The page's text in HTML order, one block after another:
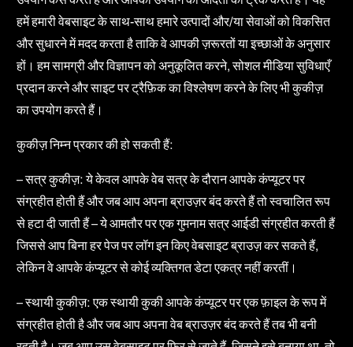
हमें हमारी वेबसाइट के साथ-साथ हमारे उत्पादों और/या सेवाओं को विकसित
और सुधारने में मदद करता है ताकि वे आपकी ज़रूरतों या इच्छाओं के अनुसार
हों। हम सामग्री और विज्ञापन को अनुकूलित करने, सोशल मीडिया सुविधाएँ
प्रदान करने और साइट पर ट्रैफ़िक का विश्लेषण करने के लिए भी कुकीज़
का उपयोग करते हैं।
कुकीज़ निम्न प्रकार की हो सकती हैं:
– सत्र कुकीज़: ये केवल आपके वेब सत्र के दौरान आपके कंप्यूटर पर
संग्रहीत होती हैं और जब आप अपना ब्राउज़र बंद करते हैं तो स्वचालित रूप
से हटा दी जाती हैं – ये आमतौर पर एक गुमनाम सत्र आईडी संग्रहीत करती हैं
जिससे आप बिना हर पेज पर लॉग इन किए वेबसाइट ब्राउज़ कर सकते हैं,
लेकिन वे आपके कंप्यूटर से कोई व्यक्तिगत डेटा एकत्र नहीं करतीं।
– स्थायी कुकीज़: एक स्थायी कुकी आपके कंप्यूटर पर एक फ़ाइल के रूप में
संग्रहीत होती है और जब आप अपना वेब ब्राउज़र बंद करते हैं तब भी बनी